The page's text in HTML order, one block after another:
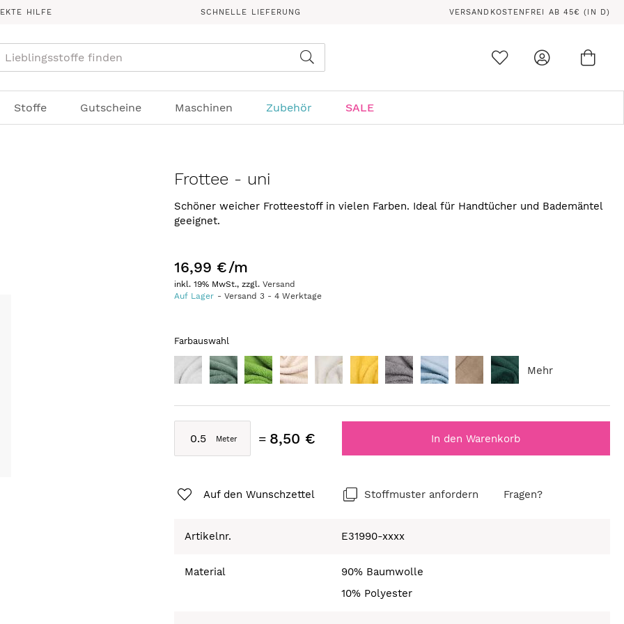
HILFE SCHNELLE LIEFERUNG VERSANDKOSTENFREI AB 45€ (IN D)
Stoffe Gutscheine Maschinen Zubehör SALE
Frottee - uni
Schöner weicher Frotteestoff in vielen Farben. Ideal für Handtücher und Bademäntel
geeignet.
16,99 €/m
inkl. 19% MwSt., zzgl.Versand
Auf Lager
Versand3 -4 Werktage
Farbauswahl
Mehr
8,50 € In den Warenkorb
Auf den Wunschzettel Stoffmuster anfordern Fragen?
Artikelnr. E31990-xxxx
Material
90% Baumwolle
10% Polyester